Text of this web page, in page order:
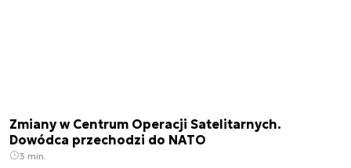
Zmiany w Centrum Operacji Satelitarnych.
Dowódca przechodzi do NATO
3 min.